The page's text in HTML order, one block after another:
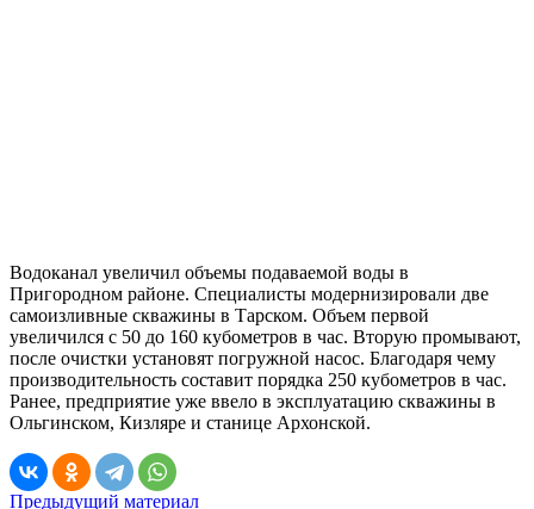
Водоканал увеличил объемы подаваемой воды в
Пригородном районе. Специалисты модернизировали две
самоизливные скважины в Тарском. Объем первой
увеличился с 50 до 160 кубометров в час. Вторую промывают,
после очистки установят погружной насос. Благодаря чему
производительность составит порядка 250 кубометров в час.
Ранее, предприятие уже ввело в эксплуатацию скважины в
Ольгинском, Кизляре и станице Архонской.
Предыдущий материал